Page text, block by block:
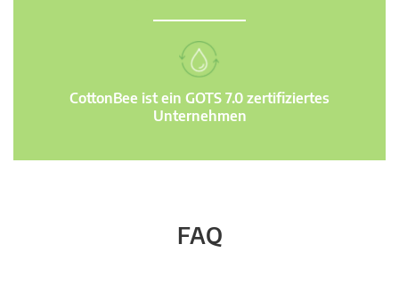
CottonBee ist ein GOTS 7.0 zertifiziertes
Unternehmen
FAQ